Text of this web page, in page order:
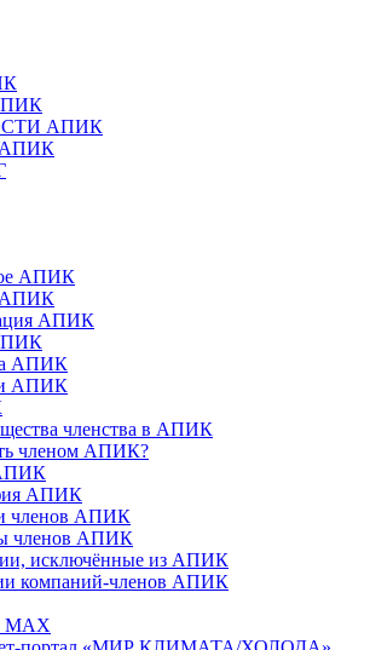
АПИК
АПИК
АПИК
АПИК
АПИК
АПИК
членства в АПИК
членом АПИК?
АПИК
членов АПИК
членов АПИК
исключённые из АПИК
компаний-членов АПИК
MAX